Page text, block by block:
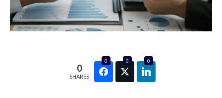
0
SHARES
0 0 0